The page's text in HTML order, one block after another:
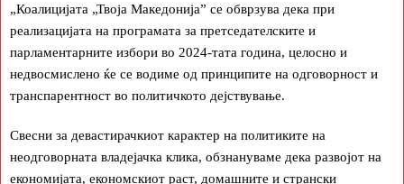
„Коалицијата „Твоја Македонија” се обврзува дека при
реализацијата на програмата за претседателските и
парламентарните избори во 2024-тата година, целосно и
недвосмислено ќе се водиме од принципите на одговорност и
транспарентност во политичкото дејствување.
Свесни за девастирачкиот карактер на политиките на
неодговорната владејачка клика, обзнануваме дека развојот на
економијата, економскиот раст, домашните и странски